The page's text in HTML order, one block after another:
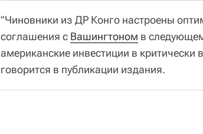
"Чиновники из ДР Конго настроены
соглашения с Вашингтоном в
американские инвестиции в
говорится в публикации издания.